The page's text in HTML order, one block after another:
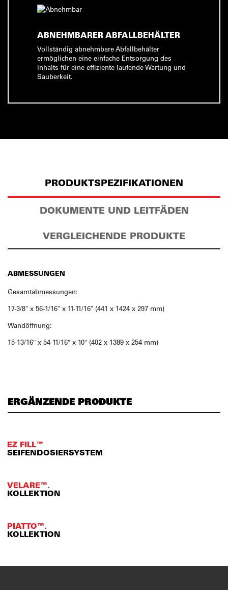
ABNEHMBARER ABFALLBEHÄLTER
Vollständig abnehmbare Abfallbehälter
ermöglichen eine einfache Entsorgung des
Inhalts für eine effiziente laufende Wartung und
Sauberkeit.
PRODUKTSPEZIFIKATIONEN
DOKUMENTE UND LEITFÄDEN
VERGLEICHENDE PRODUKTE
ABMESSUNGEN
Gesamtabmessungen:
17-3/8" x 56-1/16" x 11-11/16" (441 x 1424 x 297 mm)
Wandöffnung:
15-13/16″ x 54-11/16″ x 10″ (402 x 1389 x 254 mm)
ERGÄNZENDE PRODUKTE
EZ FILL™
SEIFENDOSIERSYSTEM
VELARE™.
KOLLEKTION
PIATTO™.
KOLLEKTION